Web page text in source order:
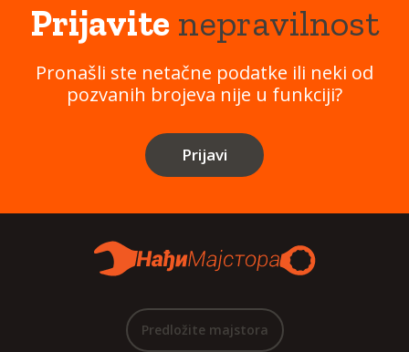
Prijavitenepravilnost
Pronašli ste netačne podatke ili neki od
pozvanih brojeva nije u funkciji?
Prijavi
Predložite majstora